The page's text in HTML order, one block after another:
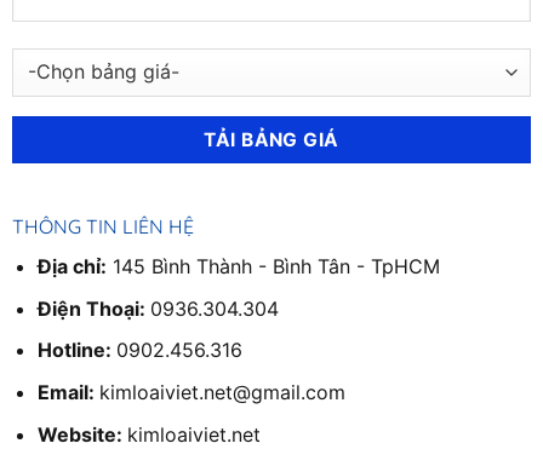
THÔNG TIN LIÊN HỆ
Địa chỉ: 145 Bình Thành - Bình Tân - TpHCM
Điện Thoại: 0936.304.304
Hotline: 0902.456.316
Email: kimloaiviet.net@gmail.com
Website: kimloaiviet.net